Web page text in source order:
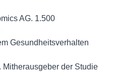
AG. 1.500
Gesundheitsverhalten
der Studie